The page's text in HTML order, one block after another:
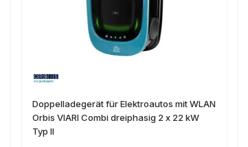
Doppelladegerät für Elektroautos mit WLAN
Orbis VIARI Combi dreiphasig 2 x 22 kW
Typ II